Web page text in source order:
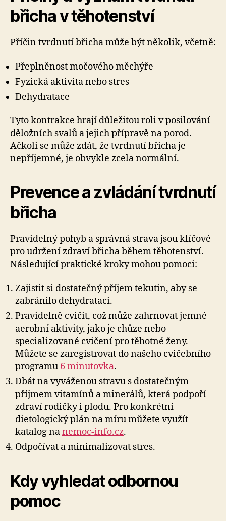
břicha v těhotenství
Příčin tvrdnutí břicha může být několik, včetně:
Přeplněnost močového měchýře
Fyzická aktivita nebo stres
Dehydratace
Tyto kontrakce hrají důležitou roli v posilování
děložních svalů a jejich přípravě na porod.
Ačkoli se může zdát, že tvrdnutí břicha je
nepříjemné, je obvykle zcela normální.
Prevence a zvládání tvrdnutí
břicha
Pravidelný pohyb a správná strava jsou klíčové
pro udržení zdraví břicha během těhotenství.
Následující praktické kroky mohou pomoci:
Zajistit si dostatečný příjem tekutin, aby se
zabránilo dehydrataci.
Pravidelně cvičit, což může zahrnovat jemné
aerobní aktivity, jako je chůze nebo
specializované cvičení pro těhotné ženy.
Můžete se zaregistrovat do našeho cvičebního
programu 6 minutovka.
Dbát na vyváženou stravu s dostatečným
příjmem vitamínů a minerálů, která podpoří
zdraví rodičky i plodu. Pro konkrétní
dietologický plán na míru můžete využít
katalog nanemoc-info.cz.
Odpočívat a minimalizovat stres.
Kdy vyhledat odbornou
pomoc